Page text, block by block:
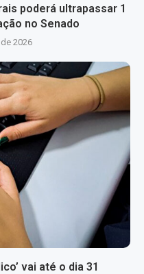
poderá ultrapassar 1
no Senado
2026
vai até o dia 31